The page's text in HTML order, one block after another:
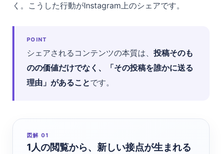
く。こうした行動がInstagram上のシェアです。
POINT
シェアされるコンテンツの本質は、 投稿そのも
のの価値だけでなく、「その投稿を誰かに送る
理由」があることです。
図解 01
1人の閲覧から、新しい接点が生まれる